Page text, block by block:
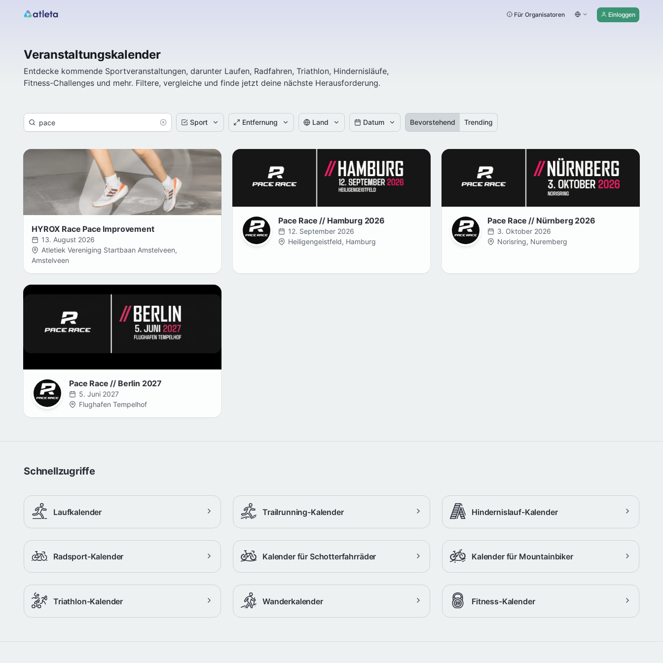
Für Organisatoren Einloggen
Veranstaltungskalender
Entdecke kommende Sportveranstaltungen, darunter Laufen, Radfahren, Triathlon, Hindernisläufe,
Fitness-Challenges und mehr. Filtere, vergleiche und finde jetzt deine nächste Herausforderung.
Sport Entfernung Land Datum Bevorstehend Trending
HYROX Race Pace Improvement
13. August 2026
Atletiek Vereniging Startbaan Amstelveen,
Amstelveen
Pace Race // Hamburg 2026
12. September 2026
Heiligengeistfeld, Hamburg
Pace Race // Nürnberg 2026
3. Oktober 2026
Norisring, Nuremberg
Pace Race // Berlin 2027
5. Juni 2027
Flughafen Tempelhof
Schnellzugriffe
Laufkalender Trailrunning-Kalender Hindernislauf-Kalender
Radsport-Kalender Kalender für Schotterfahrräder Kalender für Mountainbiker
Triathlon-Kalender Wanderkalender Fitness-Kalender